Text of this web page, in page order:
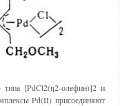
[PdCl2(η2-олефин)]2 и
Pd(II) присоединяют